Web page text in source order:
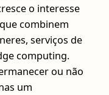
o interesse
combinem
serviços de
computing.
ou não
um